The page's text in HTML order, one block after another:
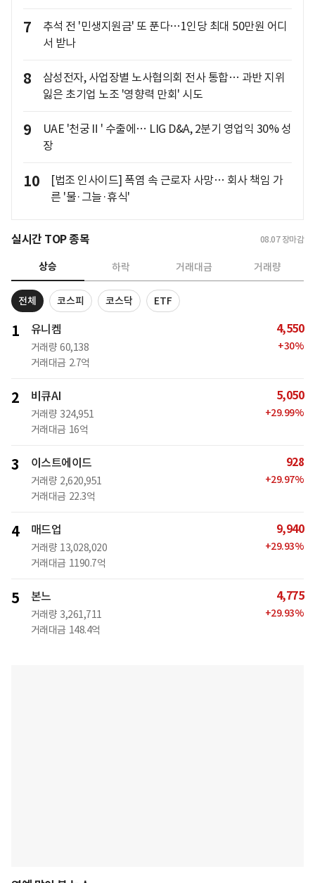
7
추석 전 '민생지원금' 또 푼다…1인당 최대 50만원 어디
서 받나
8
삼성전자, 사업장별 노사협의회 전사 통합… 과반 지위
잃은 초기업 노조 '영향력 만회' 시도
9
UAE '천궁Ⅱ' 수출에… LIG D&A, 2분기 영업익 30% 성
장
10
[법조 인사이드] 폭염 속 근로자 사망… 회사 책임 가
른 '물·그늘·휴식'
실시간 TOP 종목 08.07 장마감
상승 하락 거래대금 거래량
전체 코스피 코스닥 ETF
1 유니켐
거래량 60,138
거래대금 2.7억
4,550
+30%
2 비큐AI
거래량 324,951
거래대금 16억
5,050
+29.99%
3 이스트에이드
거래량 2,620,951
거래대금 22.3억
928
+29.97%
4 매드업
거래량 13,028,020
거래대금 1190.7억
9,940
+29.93%
5 본느
거래량 3,261,711
거래대금 148.4억
4,775
+29.93%